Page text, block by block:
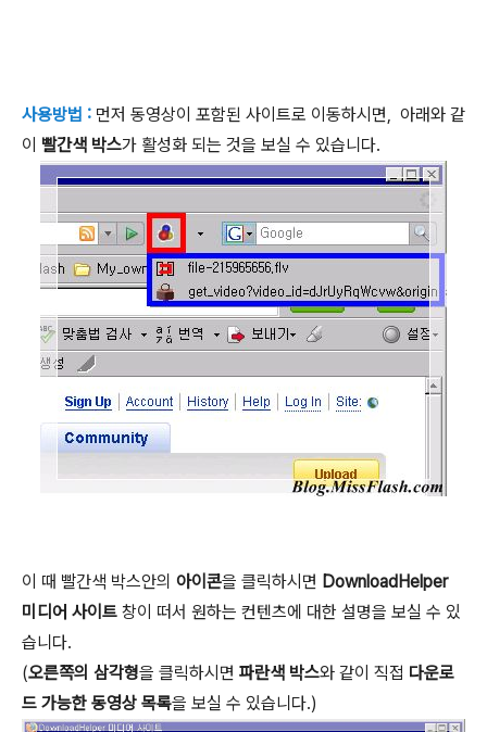
사용방법 : 먼저 동영상이 포함된 사이트로 이동하시면, 아래와 같
이 빨간색 박스가 활성화 되는 것을 보실 수 있습니다.
이 때 빨간색 박스안의 아이콘을 클릭하시면 DownloadHelper
미디어 사이트 창이 떠서 원하는 컨텐츠에 대한 설명을 보실 수 있
습니다.
(오른쪽의 삼각형을 클릭하시면 파란색 박스와 같이 직접 다운로
드 가능한 동영상 목록을 보실 수 있습니다.)